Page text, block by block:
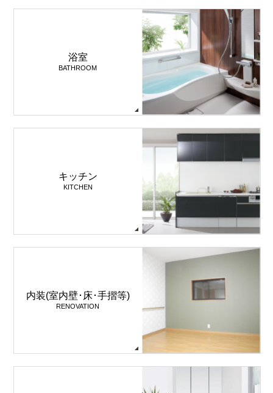
浴室
BATHROOM
キッチン
KITCHEN
内装(室内壁･床･手摺等)
RENOVATION